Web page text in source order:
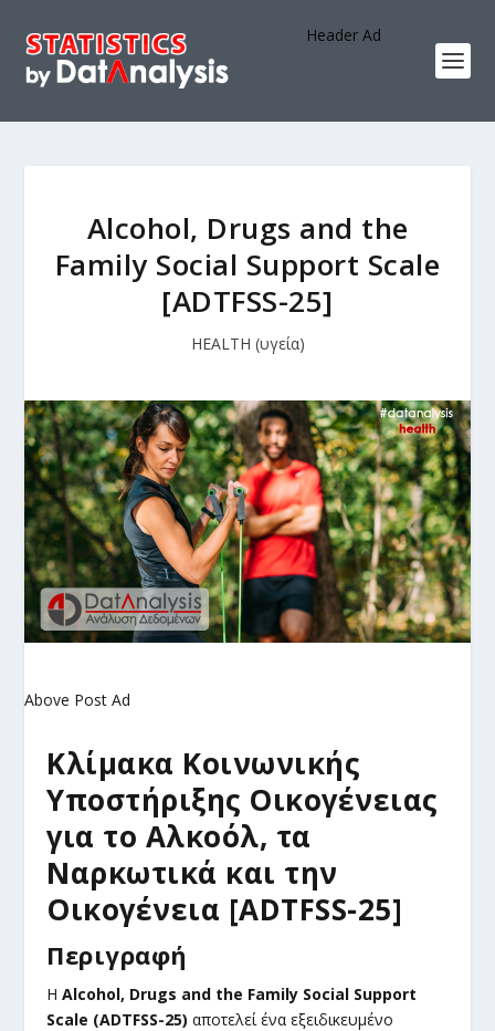
Header Ad
Alcohol, Drugs and the
Family Social Support Scale
[ADTFSS-25]
HEALTH (υγεία)
Above Post Ad
Κλίμακα Κοινωνικής
Υποστήριξης Οικογένειας
για το Αλκοόλ, τα
Ναρκωτικά και την
Οικογένεια [ADTFSS-25]
Περιγραφή
ΗAlcohol, Drugs and the Family Social Support
Scale (ADTFSS-25) αποτελεί ένα εξειδικευμένο